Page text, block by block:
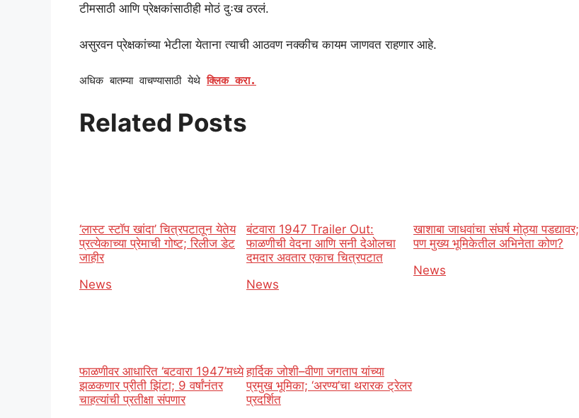
टीमसाठी आणि प्रेक्षकांसाठीही मोठं दुःख ठरलं.
असुरवन प्रेक्षकांच्या भेटीला येताना त्याची आठवण नक्कीच कायम जाणवत राहणार आहे.
अधिक बातम्या वाचण्यासाठी येथेक्लिक करा.
Related Posts
‘लास्ट स्टॉप खांदा’ चित्रपटातून येतेय
प्रत्येकाच्या प्रेमाची गोष्ट; रिलीज डेट
जाहीर
In relation to
News
बंटवारा 1947 Trailer Out:
फाळणीची वेदना आणि सनी देओलचा
दमदार अवतार एकाच चित्रपटात
In relation to
News
खाशाबा जाधवांचा संघर्ष मोठ्या पडद्यावर;
पण मुख्य भूमिकेतील अभिनेता कोण?
In relation to
News
फाळणीवर आधारित ‘बटवारा 1947’मध्ये
झळकणार प्रीती झिंटा; 9 वर्षांनंतर
चाहत्यांची प्रतीक्षा संपणार
हार्दिक जोशी–वीणा जगताप यांच्या
प्रमुख भूमिका; ‘अरण्य’चा थरारक ट्रेलर
प्रदर्शित